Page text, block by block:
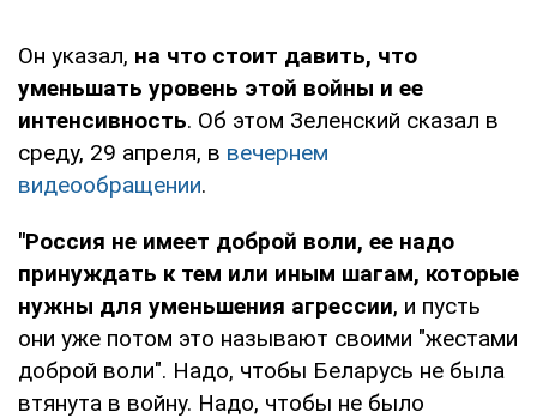
Он указал, на что стоит давить, что
уменьшать уровень этой войны и ее
интенсивность. Об этом Зеленский сказал в
среду, 29 апреля, в вечернем
видеообращении.
"Россия не имеет доброй воли, ее надо
принуждать к тем или иным шагам, которые
нужны для уменьшения агрессии, и пусть
они уже потом это называют своими "жестами
доброй воли". Надо, чтобы Беларусь не была
втянута в войну. Надо, чтобы не было